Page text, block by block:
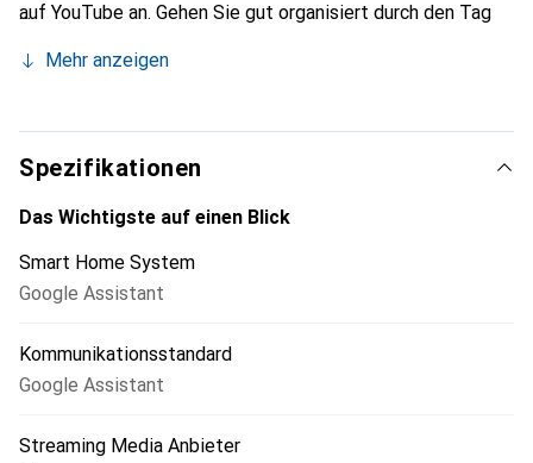
auf YouTube an. Gehen Sie gut organisiert durch den Tag
Lebenssituation.
Mehr anzeigen
Spezifikationen
Das Wichtigste auf einen Blick
Smart Home System
Google Assistant
Kommunikationsstandard
Google Assistant
Streaming Media Anbieter